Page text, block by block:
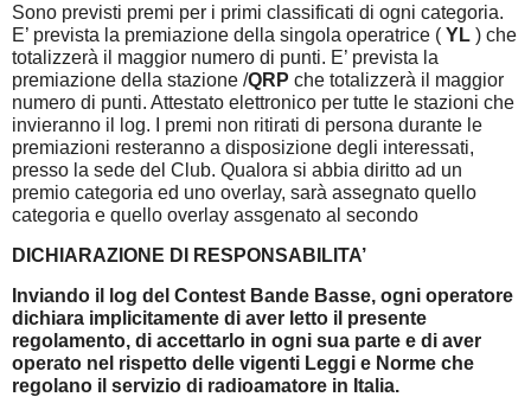
Sono previsti premi per i primi classificati di ogni categoria.
E’ prevista la premiazione della singola operatrice ( YL ) che
totalizzerà il maggior numero di punti. E’ prevista la
premiazione della stazione /QRP che totalizzerà il maggior
numero di punti. Attestato elettronico per tutte le stazioni che
invieranno il log. I premi non ritirati di persona durante le
premiazioni resteranno a disposizione degli interessati,
presso la sede del Club. Qualora si abbia diritto ad un
premio categoria ed uno overlay, sarà assegnato quello
categoria e quello overlay assgenato al secondo
DICHIARAZIONE DI RESPONSABILITA’
Inviando il log del Contest Bande Basse, ogni operatore
dichiara implicitamente di aver letto il presente
regolamento, di accettarlo in ogni sua parte e di aver
operato nel rispetto delle vigenti Leggi e Norme che
regolano il servizio di radioamatore in Italia.